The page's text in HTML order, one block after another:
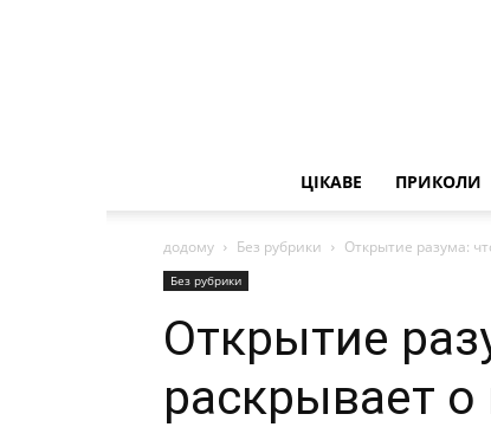
ЦІКАВЕ ПРИКОЛИ
додому Без рубрики Открытие разума:
Без рубрики
Открытие
раскрывает